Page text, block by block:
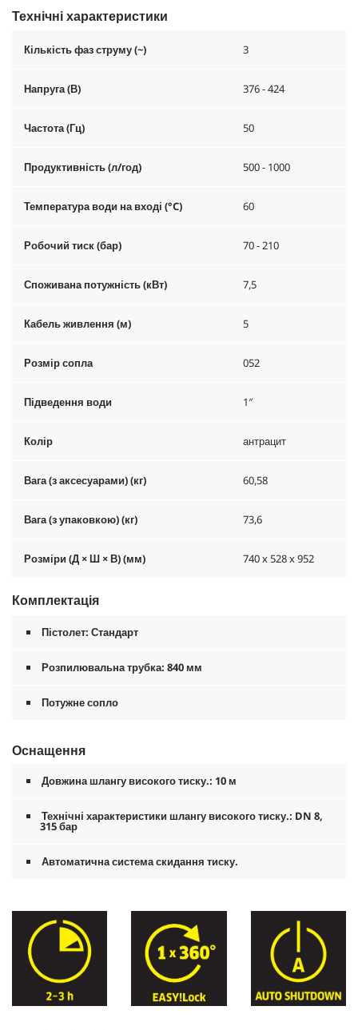
Технічні характеристики
Кількість фаз струму (~) 3
Напруга (В) 376 - 424
Частота (Гц) 50
Продуктивність (л/год) 500 - 1000
Температура води на вході (°C) 60
Робочий тиск (бар) 70 - 210
Споживана потужність (кВт) 7,5
Кабель живлення (м) 5
Розмір сопла 052
Підведення води 1″
Колір антрацит
Вага (з аксесуарами) (кг) 60,58
Вага (з упаковкою) (кг) 73,6
Розміри (Д × Ш × В) (мм) 740 x 528 x 952
Комплектація
Пістолет: Стандарт
Розпилювальна трубка: 840 мм
Потужне сопло
Оснащення
Довжина шлангу високого тиску.: 10 м
Технічні характеристики шлангу високого тиску.: DN 8,
315 бар
Автоматична система скидання тиску.